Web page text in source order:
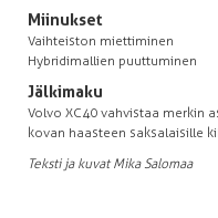
Miinukset
Vaihteiston miettiminen
Hybridimallien puuttuminen
Jälkimaku
Volvo XC40 vahvistaa merkin
kovan haasteen saksalaisille
Teksti ja kuvat Mika Salomaa